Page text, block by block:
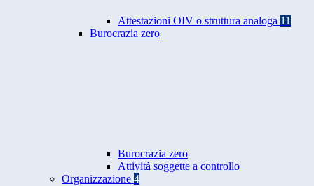
Attestazioni OIV o struttura analoga 11
Burocrazia zero
Burocrazia zero
Attività soggette a controllo
Organizzazione 4